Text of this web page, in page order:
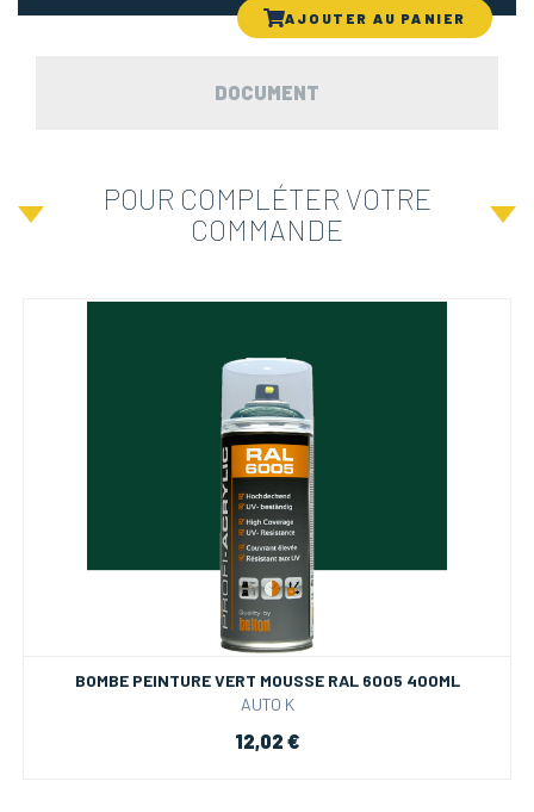
AJOUTER AU PANIER
DOCUMENT
POUR COMPLÉTER VOTRE
COMMANDE
BOMBE PEINTURE VERT MOUSSE RAL 6005 400ML
AUTO K
12,02 €